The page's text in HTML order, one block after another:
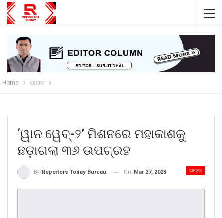
Home ଭାରତ
‘ୱାନ ୱେବ୍-୨’ ମିଶନରେ ମହାକାଶକୁ
ଛଡ଼ାଗଲା ୩୬ ଉପଗ୍ରହ
ଭାରତ
By Reporters Today Bureau On Mar 27, 2023